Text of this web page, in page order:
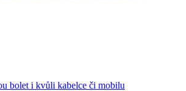
bolet i kvůli kabelce či mobilu